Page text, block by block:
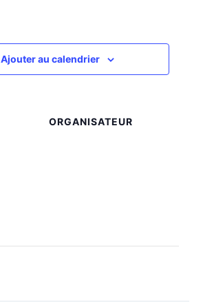
Ajouter au calendrier
ORGANISATEUR